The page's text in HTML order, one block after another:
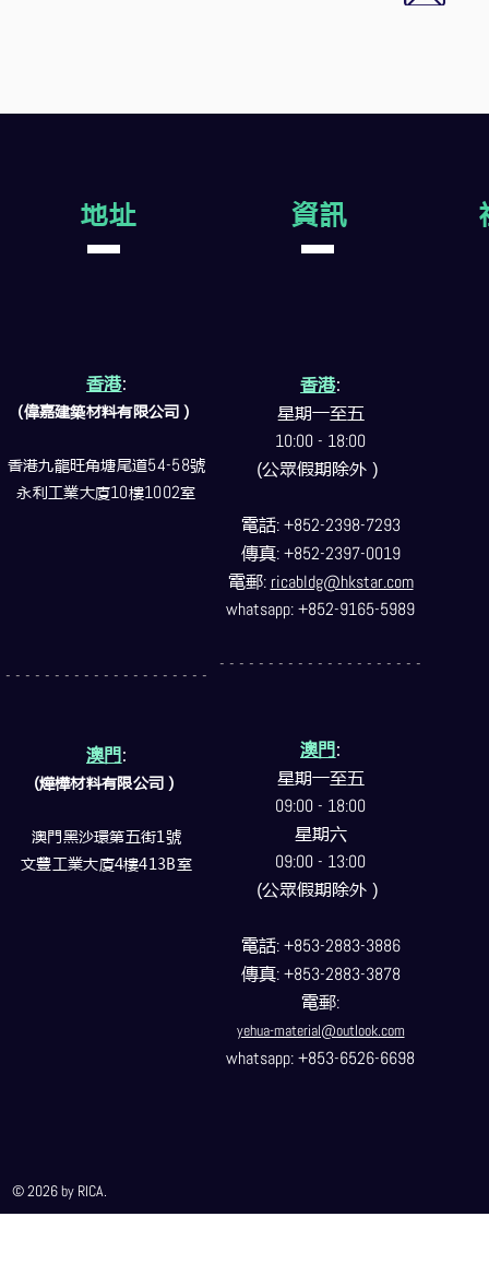
地址
香港:
(偉嘉建築材料有限公司）
香港九龍旺角塘尾道54-58號
永利工業大廈10樓1002室
- - - - - - - - - - - - - - - - - - - - -
澳門:
(燁樺材料有限公司）
澳門黑沙環第五街1號
文豐工業大廈4樓413B室
資訊
香港:
星期一至五
10:00 - 18:00
(公眾假期除外）
電話: +852-2398-7293
傳真: +852-2397-0019
電郵: ricabldg@hkstar.com
whatsapp: +852-9165-5989
- - - - - - - - - - - - - - - - - - - - -
澳門:
星期一至五
09:00 - 18:00
星期六
09:00 - 13:00
(公眾假期除外）
電話: +853-2883-3886
傳真: +853-2883-3878
電郵:
yehua-material@outlook.com
whatsapp: +853-6526-6698
© 2026 by RICA.